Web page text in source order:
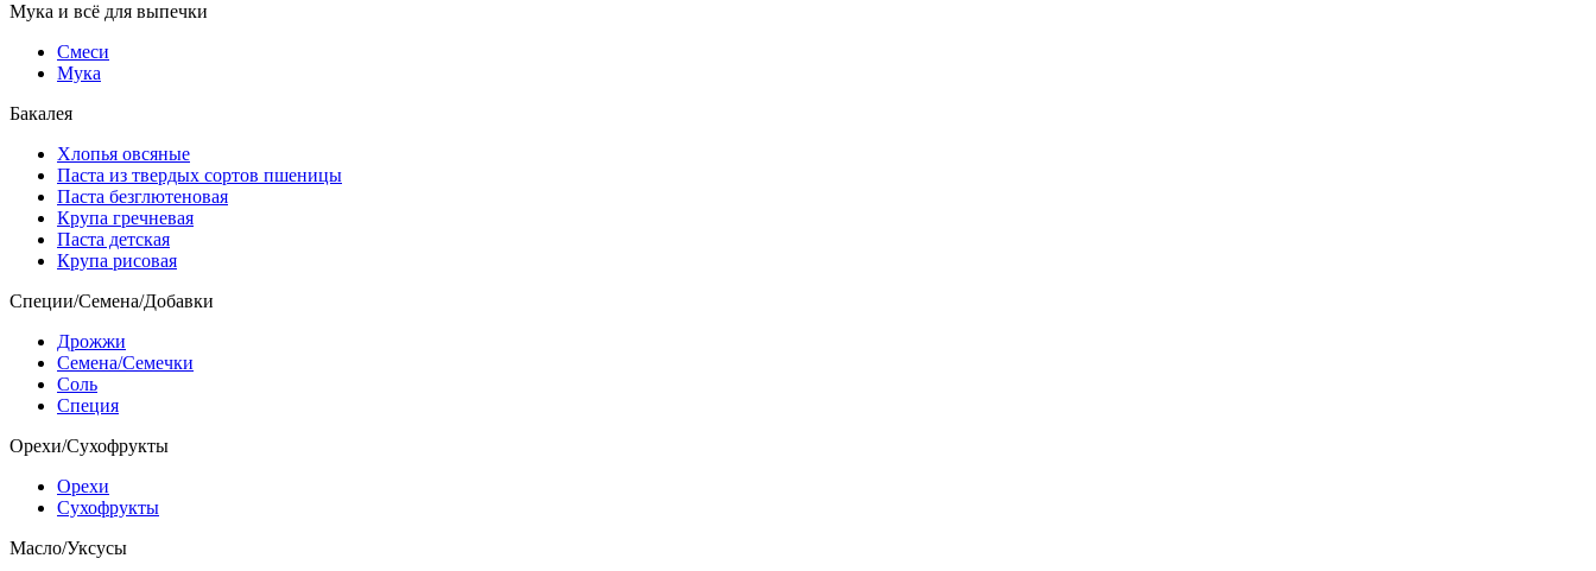
Мука и всё для выпечки
Смеси
Мука
Бакалея
Хлопья овсяные
Паста из твердых сортов пшеницы
Паста безглютеновая
Крупа гречневая
Паста детская
Крупа рисовая
Специи/Семена/Добавки
Дрожжи
Семена/Семечки
Соль
Специя
Орехи/Сухофрукты
Орехи
Сухофрукты
Масло/Уксусы